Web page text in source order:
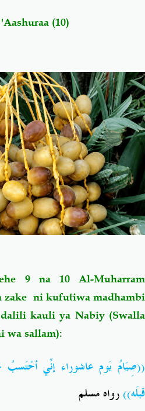
Kauli Za Salaf
Raqaaiq
Maswali-Majibu
Vitabu
(10)
9 na 10 Al-Muharram
zake ni kufutiwa madhambi
kauli ya Nabiy (Swalla
wa sallam):
((صِيَامُ يَوم عاشوراء إنِّي أحْتَسبُ
قبلَه))رواه مسلم